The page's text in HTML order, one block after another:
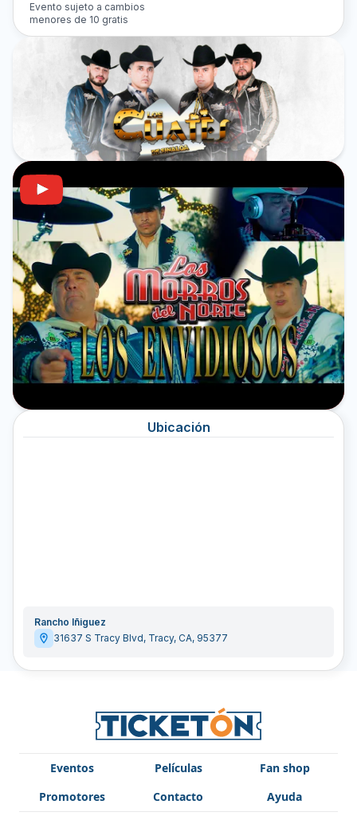
Evento sujeto a cambios
menores de 10 gratis
Ubicación
Rancho Iñiguez
31637 S Tracy Blvd, Tracy, CA, 95377
Eventos Películas
Fan shop
Promotores
Contacto
Ayuda